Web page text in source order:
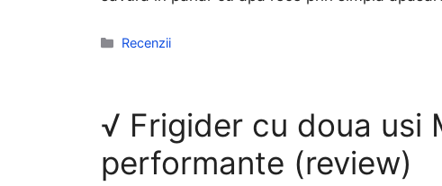
Categorii
Recenzii
√ Frigider cu doua usi
performante (review)